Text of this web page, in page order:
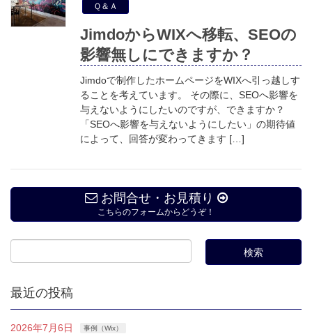
Ｑ＆Ａ
JimdoからWIXへ移転、SEOの
影響無しにできますか？
Jimdoで制作したホームページをWIXへ引っ越しす
ることを考えています。 その際に、SEOへ影響を
与えないようにしたいのですが、できますか？
「SEOへ影響を与えないようにしたい」の期待値
によって、回答が変わってきます […]
お問合せ・お見積り
こちらのフォームからどうぞ！
最近の投稿
2026年7月6日 事例（Wix）